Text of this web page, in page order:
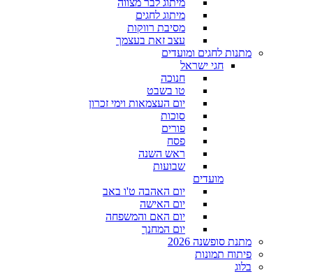
מיתוג לבר מצווה
מיתוג לחגים
מסיבת רווקות
עצב זאת בעצמך
מתנות לחגים ומועדים
חגי ישראל
חנוכה
טו בשבט
יום העצמאות וימי זכרון
סוכות
פורים
פסח
ראש השנה
שבועות
מועדים
יום האהבה ט'ו באב
יום האישה
יום האם והמשפחה
יום המחנך
מתנת סופשנה 2026
פיתוח תמונות
בלוג